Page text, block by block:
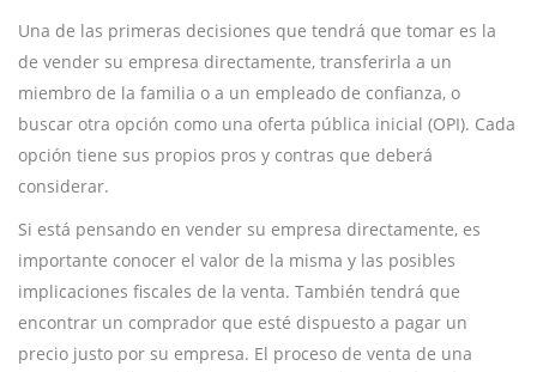
Una de las primeras decisiones que tendrá que tomar es la
de vender su empresa directamente, transferirla a un
miembro de la familia o a un empleado de confianza, o
buscar otra opción como una oferta pública inicial (OPI). Cada
opción tiene sus propios pros y contras que deberá
considerar.
Si está pensando en vender su empresa directamente, es
importante conocer el valor de la misma y las posibles
implicaciones fiscales de la venta. También tendrá que
encontrar un comprador que esté dispuesto a pagar un
precio justo por su empresa. El proceso de venta de una